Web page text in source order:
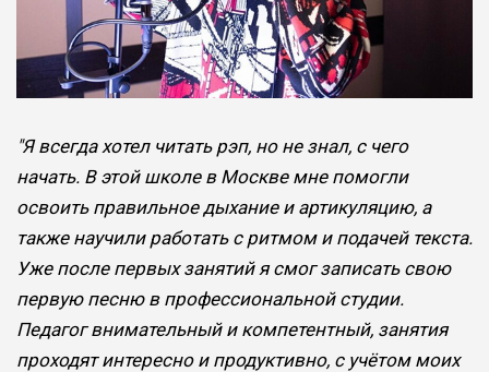
"Я всегда хотел читать рэп, но не знал, с чего
начать. В этой школе в Москве мне помогли
освоить правильное дыхание и артикуляцию, а
также научили работать с ритмом и подачей текста.
Уже после первых занятий я смог записать свою
первую песню в профессиональной студии.
Педагог внимательный и компетентный, занятия
проходят интересно и продуктивно, с учётом моих